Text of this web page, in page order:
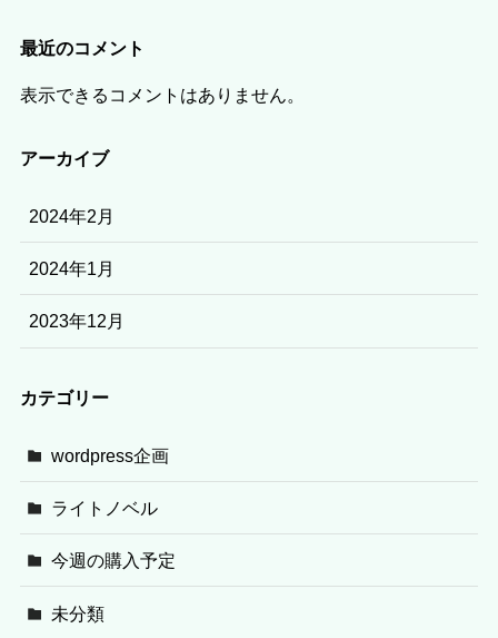
最近のコメント
表示できるコメントはありません。
アーカイブ
2024年2月
2024年1月
2023年12月
カテゴリー
wordpress企画
ライトノベル
今週の購入予定
未分類